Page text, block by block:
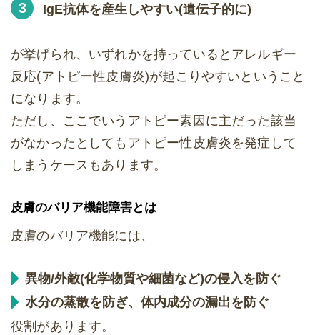
IgE抗体を産生しやすい(遺伝子的に)
が挙げられ、いずれかを持っているとアレルギー
反応(アトピー性皮膚炎)が起こりやすいということ
になります。
ただし、ここでいうアトピー素因に主だった該当
がなかったとしてもアトピー性皮膚炎を発症して
しまうケースもあります。
皮膚のバリア機能障害とは
皮膚のバリア機能には、
異物/外敵(化学物質や細菌など)の侵入を防ぐ
水分の蒸散を防ぎ、体内成分の漏出を防ぐ
役割があります。